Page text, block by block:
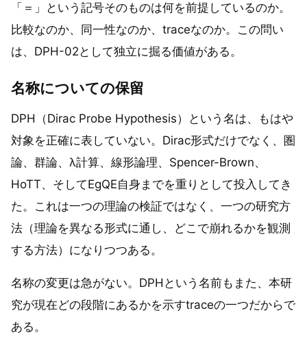
「＝」という記号そのものは何を前提しているのか。
比較なのか、同一性なのか、traceなのか。この問い
は、DPH-02として独立に掘る価値がある。
名称についての保留
DPH（Dirac Probe Hypothesis）という名は、もはや
対象を正確に表していない。Dirac形式だけでなく、圏
論、群論、λ計算、線形論理、Spencer-Brown、
HoTT、そしてEgQE自身までを重りとして投入してき
た。これは一つの理論の検証ではなく、一つの研究方
法（理論を異なる形式に通し、どこで崩れるかを観測
する方法）になりつつある。
名称の変更は急がない。DPHという名前もまた、本研
究が現在どの段階にあるかを示すtraceの一つだからで
ある。